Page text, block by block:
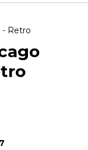
- Retro